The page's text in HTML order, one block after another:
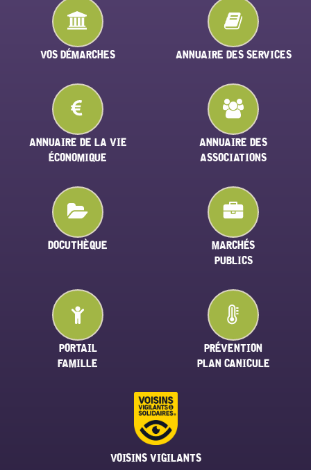
VOS DÉMARCHES ANNUAIRE DES SERVICES
ANNUAIRE DE LA VIE
ÉCONOMIQUE
ANNUAIRE DES
ASSOCIATIONS
DOCUTHÈQUE
MARCHÉS
PUBLICS
PORTAIL
FAMILLE
PRÉVENTION
PLAN CANICULE
VOISINS VIGILANTS